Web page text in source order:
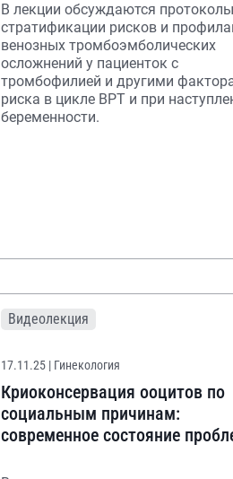
В лекции обсуждаются протоколы
стратификации рисков и
венозных тромбоэмболических
осложнений у пациенток с
тромбофилией и другими
риска в цикле ВРТ и при
беременности.
Видеолекция
17.11.25 | Гинекология
Криоконсервация ооцитов по
социальным причинам:
современное состояние